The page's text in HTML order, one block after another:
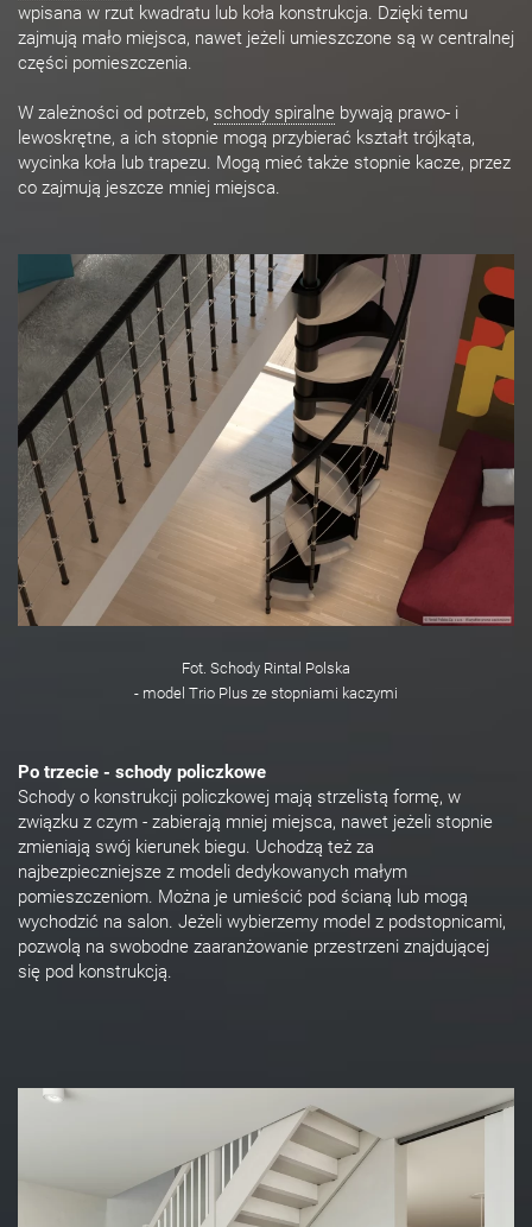
wpisana w rzut kwadratu lub koła konstrukcja. Dzięki temu
zajmują mało miejsca, nawet jeżeli umieszczone są w centralnej
części pomieszczenia.
W zależności od potrzeb, schody spiralne bywają prawo- i
lewoskrętne, a ich stopnie mogą przybierać kształt trójkąta,
wycinka koła lub trapezu. Mogą mieć także stopnie kacze, przez
co zajmują jeszcze mniej miejsca.
Fot. Schody Rintal Polska
- model Trio Plus ze stopniami kaczymi
Po trzecie - schody policzkowe
Schody o konstrukcji policzkowej mają strzelistą formę, w
związku z czym - zabierają mniej miejsca, nawet jeżeli stopnie
zmieniają swój kierunek biegu. Uchodzą też za
najbezpieczniejsze z modeli dedykowanych małym
pomieszczeniom. Można je umieścić pod ścianą lub mogą
wychodzić na salon. Jeżeli wybierzemy model z podstopnicami,
pozwolą na swobodne zaaranżowanie przestrzeni znajdującej
się pod konstrukcją.